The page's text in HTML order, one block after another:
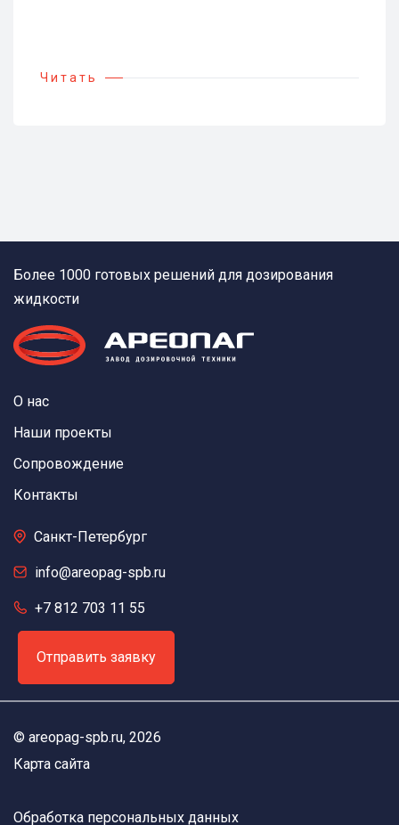
Читать
Более 1000 готовых решений для дозирования
жидкости
О нас
Наши проекты
Сопровождение
Контакты
Санкт-Петербург
info@areopag-spb.ru
+7 812 703 11 55
Отправить заявку
© areopag-spb.ru, 2026
Карта сайта
Обработка персональных данных